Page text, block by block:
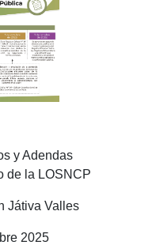
y Adendas
de la LOSNCP
Játiva Valles
2025